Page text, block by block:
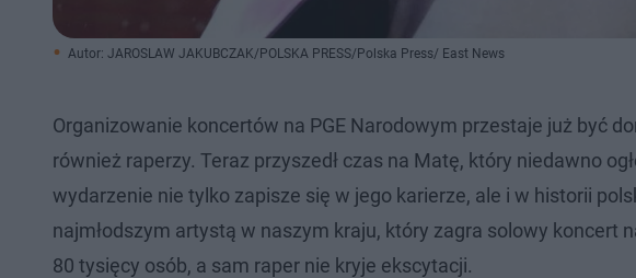
Autor: JAROSLAW JAKUBCZAK/POLSKA PRESS/Polska Press/ East News
Organizowanie koncertów na PGE Narodowym przestaje już być
również raperzy. Teraz przyszedł czas na Matę, który niedawno
wydarzenie nie tylko zapisze się w jego karierze, ale i w historii
najmłodszym artystą w naszym kraju, który zagra solowy koncert
80 tysięcy osób, a sam raper nie kryje ekscytacji.